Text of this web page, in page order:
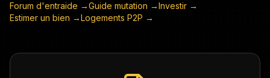
Forum d'entraide →Guide mutation →Investir →
Estimer un bien →Logements P2P →